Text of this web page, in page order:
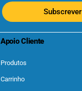
Subscrever
Apoio Cliente
Produtos
Carrinho